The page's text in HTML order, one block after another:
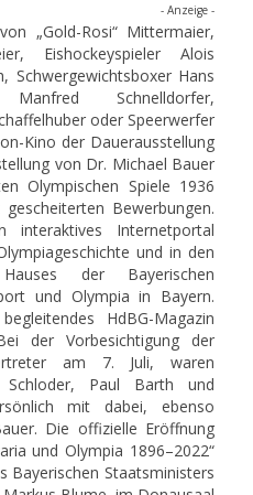
- Anzeige -
„Gold-Rosi“ Mittermaier,
Eishockeyspieler Alois
Schwergewichtsboxer Hans
Schnelldorfer,
oder Speerwerfer
Kino der Dauerausstellung
von Dr. Michael Bauer
Olympischen Spiele 1936
Bewerbungen.
interaktives Internetportal
und in den
der Bayerischen
und Olympia in Bayern.
HdBG-Magazin
der Vorbesichtigung der
am 7. Juli, waren
Paul Barth und
mit dabei, ebenso
Die offizielle Eröffnung
und Olympia 1896–2022“
Bayerischen Staatsministers